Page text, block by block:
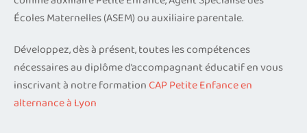
Écoles Maternelles (ASEM) ou auxiliaire parentale.
Développez, dès à présent, toutes les compétences
nécessaires au diplôme d’accompagnant éducatif en vous
inscrivant à notre formation CAP Petite Enfance en
alternance à Lyon